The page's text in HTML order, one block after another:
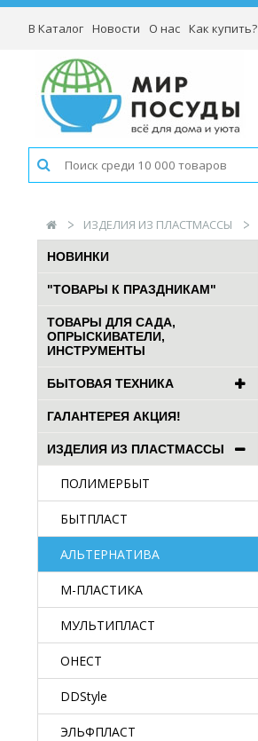
В Каталог Новости О нас Как купить?
ИЗДЕЛИЯ ИЗ ПЛАСТМАССЫ
НОВИНКИ
"ТОВАРЫ К ПРАЗДНИКАМ"
ТОВАРЫ ДЛЯ САДА,
ОПРЫСКИВАТЕЛИ,
ИНСТРУМЕНТЫ
БЫТОВАЯ ТЕХНИКА
ГАЛАНТЕРЕЯ АКЦИЯ!
ИЗДЕЛИЯ ИЗ ПЛАСТМАССЫ
ПОЛИМЕРБЫТ
БЫТПЛАСТ
АЛЬТЕРНАТИВА
М-ПЛАСТИКА
МУЛЬТИПЛАСТ
ОНЕСТ
DDStyle
ЭЛЬФПЛАСТ